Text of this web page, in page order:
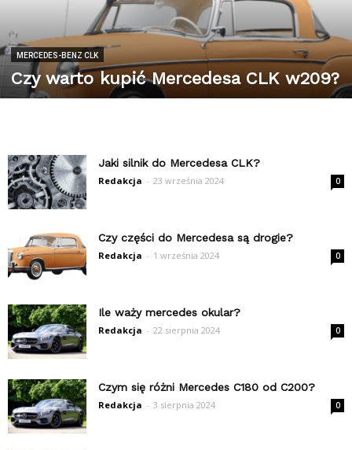
MERCEDES-BENZ CLK
Czy warto kupić Mercedesa CLK w209?
Jaki silnik do Mercedesa CLK?
Redakcja - 23 września 2024 0
Czy części do Mercedesa są drogie?
Redakcja - 1 września 2024 0
Ile waży mercedes okular?
Redakcja - 22 sierpnia 2024 0
Czym się różni Mercedes C180 od C200?
Redakcja - 3 sierpnia 2024 0